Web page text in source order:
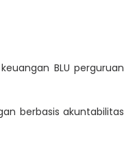
BLU perguruan
berbasis akuntabilitas